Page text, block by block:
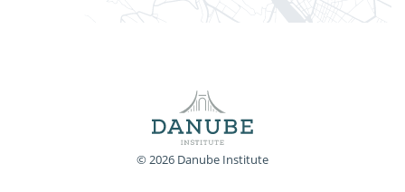
© 2026 Danube Institute